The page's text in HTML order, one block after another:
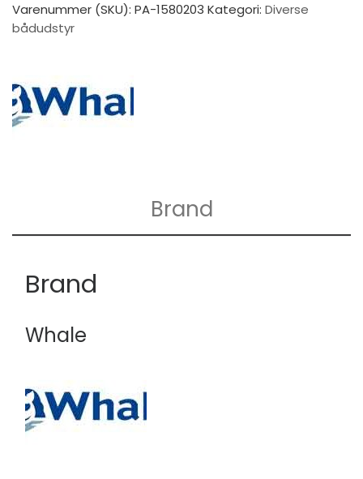
Varenummer (SKU): PA-1580203 Kategori: Diverse
bådudstyr
Brand
Brand
Whale